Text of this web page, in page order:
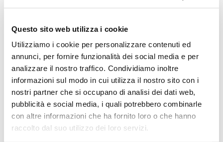
Questo sito web utilizza i cookie
Utilizziamo i cookie per personalizzare contenuti ed
annunci, per fornire funzionalità dei social media e per
analizzare il nostro traffico. Condividiamo inoltre
informazioni sul modo in cui utilizza il nostro sito con i
nostri partner che si occupano di analisi dei dati web,
pubblicità e social media, i quali potrebbero combinarle
con altre informazioni che ha fornito loro o che hanno
raccolto dal suo utilizzo dei loro servizi.
Dada